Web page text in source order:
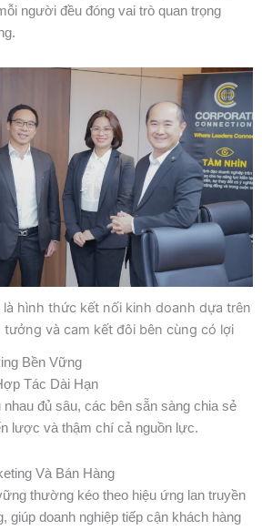
người đều đóng vai trò quan trọng
hình thức kết nối kinh doanh dựa trên
tưởng và cam kết đôi bên cùng có lợi
Bền Vững
Tác Dài Hạn
nhau đủ sâu, các bên sẵn sàng chia sẻ
lược và thậm chí cả nguồn lực.
Và Bán Hàng
thường kéo theo hiệu ứng lan truyền
giúp doanh nghiệp tiếp cận khách hàng